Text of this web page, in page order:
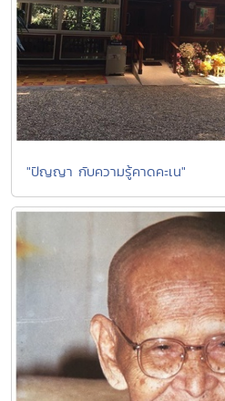
"ปัญญา กับความรู้คาดคะเน"